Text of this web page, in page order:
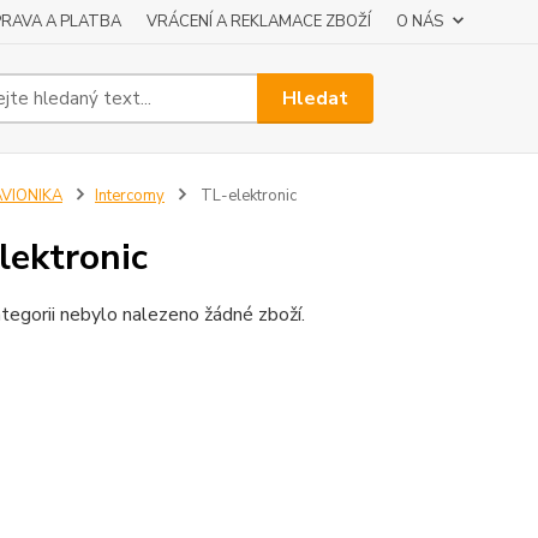
A PLATBA VRÁCENÍ A REKLAMACE ZBOŽÍ O NÁS
Hledat
Intercomy TL-elektronic
nebylo nalezeno žádné zboží.